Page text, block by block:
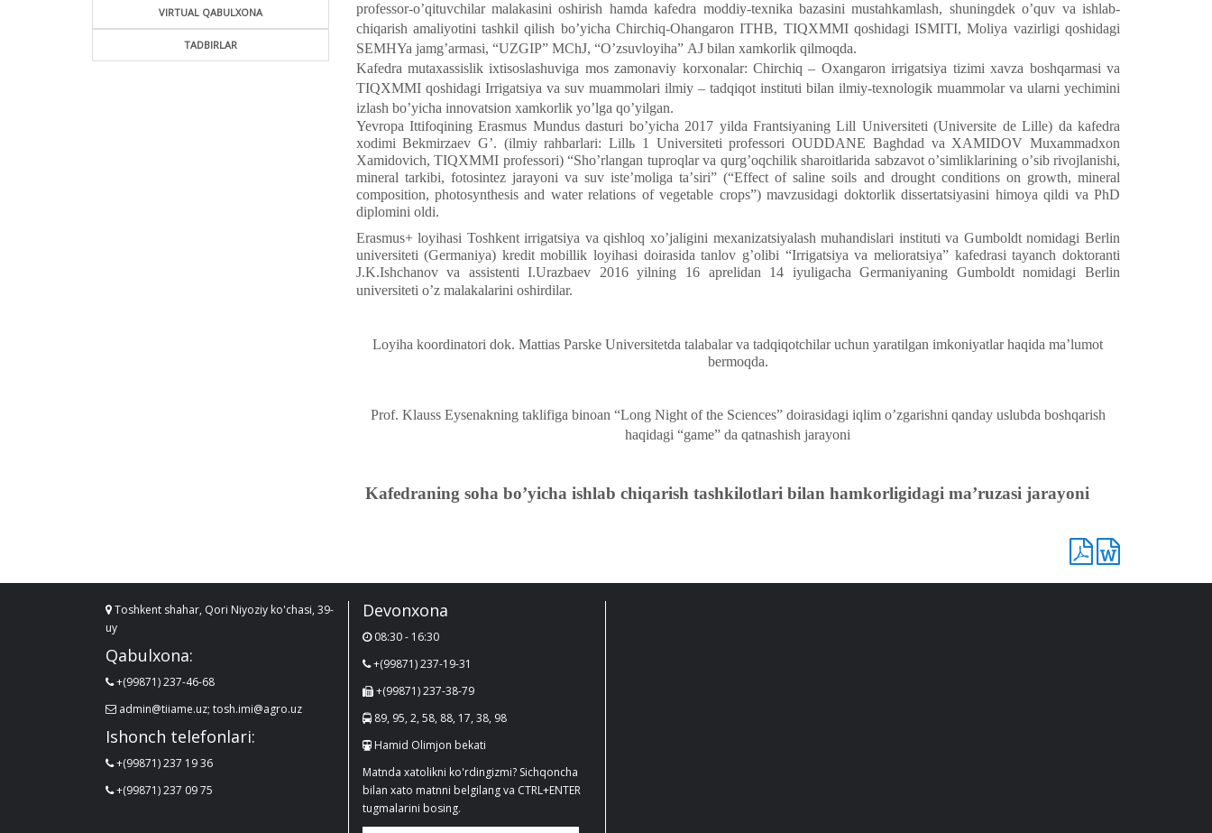
VIRTUAL QABULXONA
TADBIRLAR
professor-oʼqituvchilar malakasini oshirish hamda kafedra moddiy-texnika bazasini mustahkamlash, shuningdek oʼquv va ishlab-
chiqarish amaliyotini tashkil qilish boʼyicha Chirchiq-Ohangaron ITHB, TIQXMMI qoshidagi ISMITI, Moliya vazirligi qoshidagi
SEMHYa jamgʼarmasi, “UZGIP” MChJ, “Oʼzsuvloyiha” АJ bilan xamkorlik qilmoqda.
Kafedra mutaxassislik ixtisoslashuviga mos zamonaviy korxonalar: Chirchiq – Oxangaron irrigatsiya tizimi xavza boshqarmasi va
TIQXMMI qoshidagi Irrigatsiya va suv muammolari ilmiy – tadqiqot instituti bilan ilmiy-texnologik muammolar va ularni yechimini
izlash boʼyicha innovatsion xamkorlik yoʼlga qoʼyilgan.
Yevropa Ittifoqining Erasmus Mundus dasturi boʼyicha 2017 yilda Frantsiyaning Lill Universiteti (Universite de Lille) da kafedra
xodimi Bekmirzaev Gʼ. (ilmiy rahbarlari: Lillь 1 Universiteti professori OUDDАNE Baghdad va XАMIDOV Muxammadxon
Xamidovich, TIQXMMI professori) “Shoʼrlangan tuproqlar va qurgʼoqchilik sharoitlarida sabzavot oʼsimliklarining oʼsib rivojlanishi,
mineral tarkibi, fotosintez jarayoni va suv iste’moliga taʼsiri” (“Effect of saline soils and drought conditions on growth, mineral
composition, photosynthesis and water relations of vegetable crops”) mavzusidagi doktorlik dissertatsiyasini himoya qildi va PhD
diplomini oldi.
Erasmus+ loyihasi Toshkent irrigatsiya va qishloq xoʼjaligini mexanizatsiyalash muhandislari instituti va Gumboldt nomidagi Berlin
universiteti (Germaniya) kredit mobillik loyihasi doirasida tanlov gʼolibi “Irrigatsiya va melioratsiya” kafedrasi tayanch doktoranti
J.K.Ishchanov va assistenti I.Urazbaev 2016 yilning 16 aprelidan 14 iyuligacha Germaniyaning Gumboldt nomidagi Berlin
universiteti oʼz malakalarini oshirdilar.
Loyiha koordinatori dok. Mattias Parske Universitetda talabalar va tadqiqotchilar uchun yaratilgan imkoniyatlar haqida maʼlumot
bermoqda.
Prof. Klauss Eysenakning taklifiga binoan “Long Night of the Sciences” doirasidagi iqlim oʼzgarishni qanday uslubda boshqarish
haqidagi “game” da qatnashish jarayoni
Kafedraning soha boʼyicha ishlab chiqarish tashkilotlari bilan hamkorligidagi maʼruzasi jarayoni
Toshkent shahar, Qori Niyoziy ko'chasi, 39-
uy
Qabulxona:
+(99871) 237-46-68
admin@tiiame.uz; tosh.imi@agro.uz
Ishonch telefonlari:
+(99871) 237 19 36
+(99871) 237 09 75
Devonxona
08:30 - 16:30
+(99871) 237-19-31
+(99871) 237-38-79
89, 95, 2, 58, 88, 17, 38, 98
Hamid Olimjon bekati
Matnda xatolikni ko'rdingizmi? Sichqoncha
bilan xato matnni belgilang va CTRL+ENTER
tugmalarini bosing.